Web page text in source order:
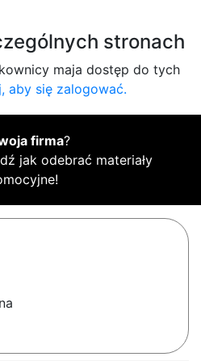
stronach
maja dostęp do tych
aby się zalogować.
firma?
jak odebrać materiały